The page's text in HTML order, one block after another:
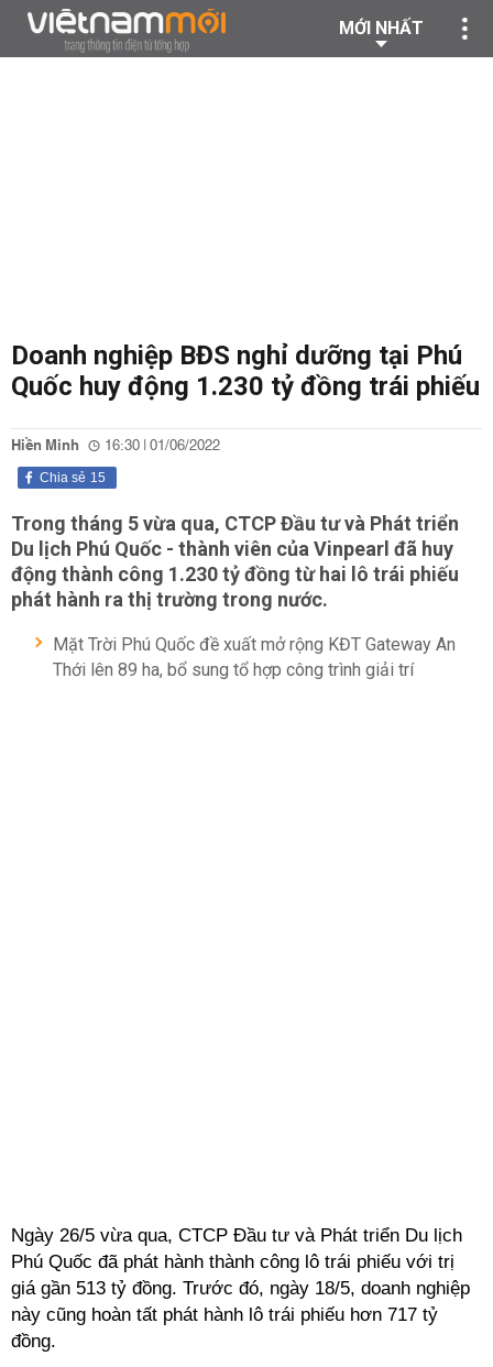
MỚI NHẤT
Doanh nghiệp BĐS nghỉ dưỡng tại Phú
Quốc huy động 1.230 tỷ đồng trái phiếu
Hiền Minh 16:30 | 01/06/2022
15
Chia sẻ
Trong tháng 5 vừa qua, CTCP Đầu tư và Phát triển
Du lịch Phú Quốc - thành viên của Vinpearl đã huy
động thành công 1.230 tỷ đồng từ hai lô trái phiếu
phát hành ra thị trường trong nước.
Mặt Trời Phú Quốc đề xuất mở rộng KĐT Gateway An
Thới lên 89 ha, bổ sung tổ hợp công trình giải trí
Ngày 26/5 vừa qua, CTCP Đầu tư và Phát triển Du lịch
Phú Quốc đã phát hành thành công lô trái phiếu với trị
giá gần 513 tỷ đồng. Trước đó, ngày 18/5, doanh nghiệp
này cũng hoàn tất phát hành lô trái phiếu hơn 717 tỷ
đồng.